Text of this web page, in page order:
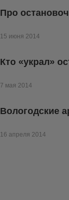
Про
15 июня 2014
Кто «украл»
7 мая 2014
Вологодские
16 апреля 2014